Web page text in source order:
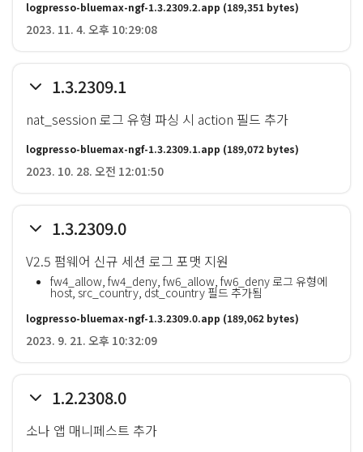
logpresso-bluemax-ngf-1.3.2309.2.app (189,351 bytes)
2023. 11. 4. 오후 10:29:08
1.3.2309.1
nat_session 로그 유형 파싱 시 action 필드 추가
logpresso-bluemax-ngf-1.3.2309.1.app (189,072 bytes)
2023. 10. 28. 오전 12:01:50
1.3.2309.0
V2.5 펌웨어 신규 세션 로그 포맷 지원
fw4_allow, fw4_deny, fw6_allow, fw6_deny 로그 유형에
host, src_country, dst_country 필드 추가됨
logpresso-bluemax-ngf-1.3.2309.0.app (189,062 bytes)
2023. 9. 21. 오후 10:32:09
1.2.2308.0
소나 앱 매니페스트 추가